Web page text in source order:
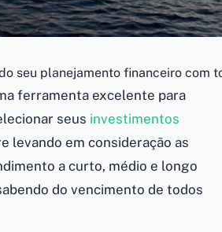
seu planejamento financeiro com
ferramenta excelente para
seus investimentos
levando em consideração as
a curto, médio e longo
do vencimento de todos